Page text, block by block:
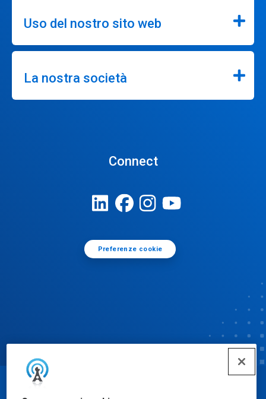
Uso del nostro sito web
La nostra società
Connect
Preferenze cookie